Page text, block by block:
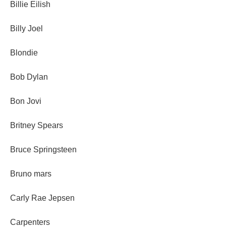
Billie Eilish
Billy Joel
Blondie
Bob Dylan
Bon Jovi
Britney Spears
Bruce Springsteen
Bruno mars
Carly Rae Jepsen
Carpenters